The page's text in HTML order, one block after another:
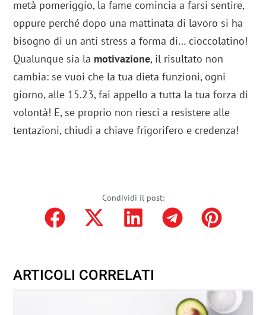
metà pomeriggio, la fame comincia a farsi sentire,
oppure perché dopo una mattinata di lavoro si ha
bisogno di un anti stress a forma di… cioccolatino!
Qualunque sia la motivazione, il risultato non
cambia: se vuoi che la tua dieta funzioni, ogni
giorno, alle 15.23, fai appello a tutta la tua forza di
volontà! E, se proprio non riesci a resistere alle
tentazioni, chiudi a chiave frigorifero e credenza!
Condividi il post:
ARTICOLI CORRELATI